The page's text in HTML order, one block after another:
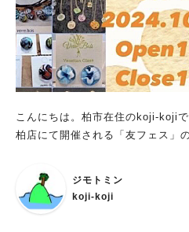
少年 ・パート・オブ・ユア・ワールド ・アーン：クロリスに…
etc 会場内には、マット席と椅子席があります。※自由席 ベビ
ーカーのまま親子でコンサートに
は同会場内に設置していますよ。 親子が負担にならず、楽しく
コンサートに参加できるのが嬉しいポ
ロのアーティストが出演。 今回は、 ・フルート奏者 菊池洋子
（きっちー） ・ハープ奏者 佐藤理絵子（りこちゃん） のお二
せたい！という方はぜひ参加されてみて
からもクロリス・ミュージックさ
ますよ♪ この投稿をInstagramで見る クロリス・ミュージッ
こんにちは。柏市在住のkoji-kojiです。 今回は、おふく
柏店にて開催される「友フェス」
ジモトミン
koji-koji